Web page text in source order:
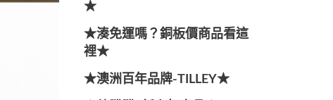
★
★湊免運嗎？銅板價商品看這
裡★
★澳洲百年品牌-TILLEY★